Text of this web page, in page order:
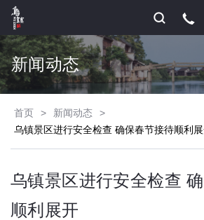
新闻动态
首页 > 新闻动态
>
乌镇景区进行安全检查 确保春节接待顺利
乌镇景区进行安全检查
顺利展开